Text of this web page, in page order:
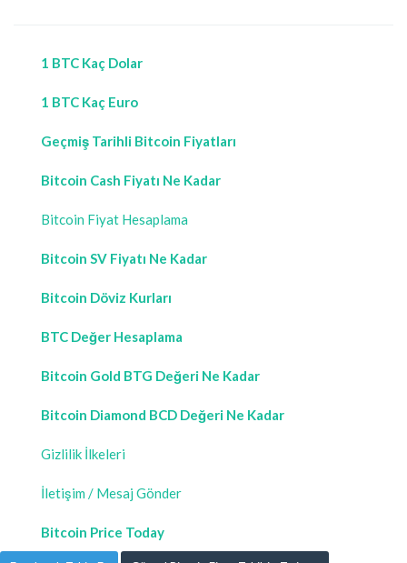
1 BTC Kaç Dolar
1 BTC Kaç Euro
Geçmiş Tarihli Bitcoin Fiyatları
Bitcoin Cash Fiyatı Ne Kadar
Bitcoin Fiyat Hesaplama
Bitcoin SV Fiyatı Ne Kadar
Bitcoin Döviz Kurları
BTC Değer Hesaplama
Bitcoin Gold BTG Değeri Ne Kadar
Bitcoin Diamond BCD Değeri Ne Kadar
Gizlilik İlkeleri
İletişim / Mesaj Gönder
Bitcoin Price Today